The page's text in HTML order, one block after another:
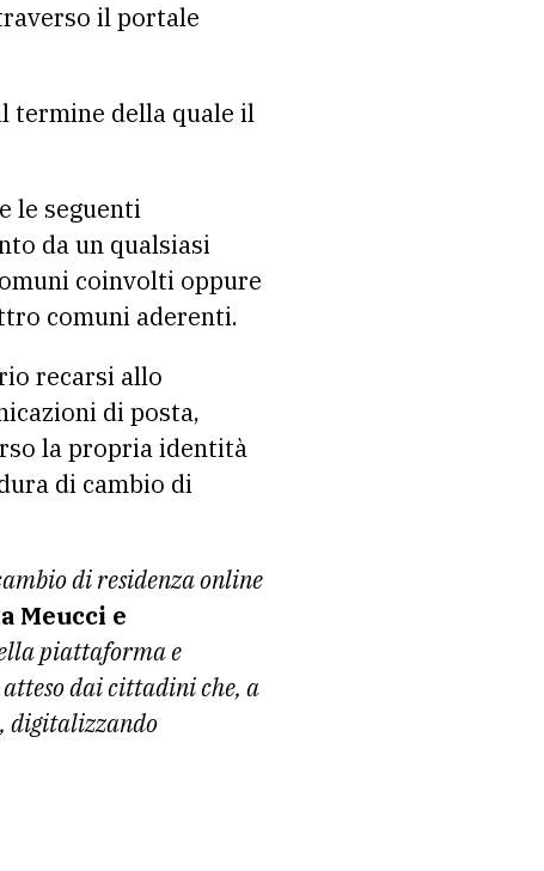
il portale
termine della quale il
le seguenti
da un qualsiasi
coinvolti oppure
comuni aderenti.
recarsi allo
di posta,
la propria identità
di cambio di
di residenza online
Meucci e
piattaforma e
dai cittadini che, a
digitalizzando